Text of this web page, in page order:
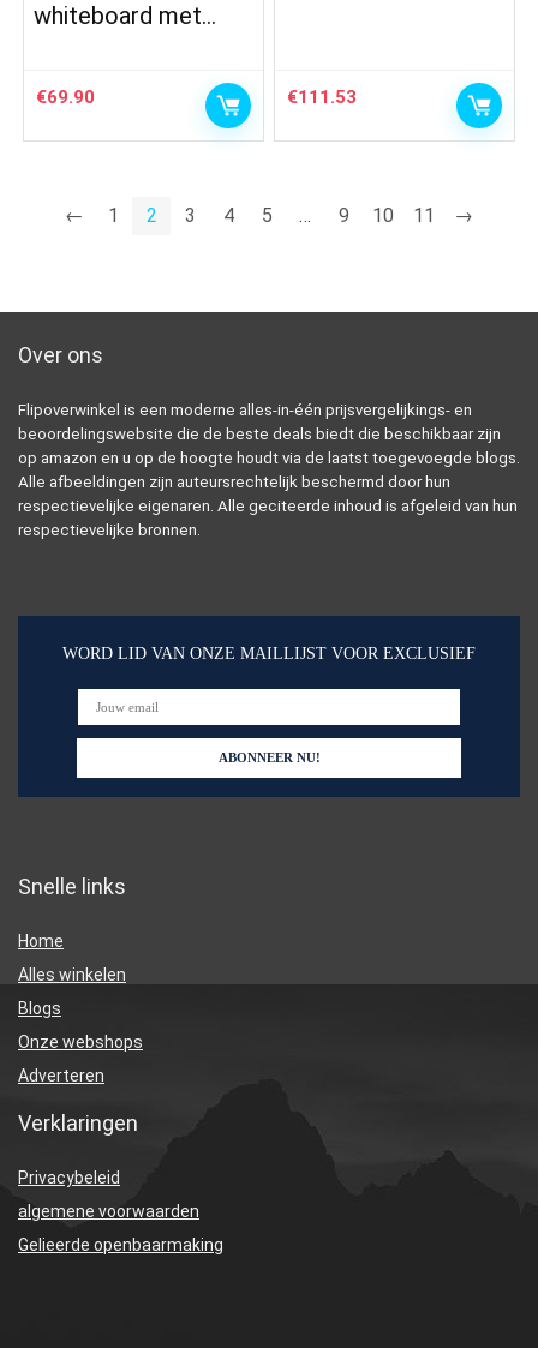
whiteboard met…
€69.90 €111.53
← 1 2 3 4 5 … 9 10 11 →
Over ons
Flipoverwinkel is een moderne alles-in-één prijsvergelijkings- en
beoordelingswebsite die de beste deals biedt die beschikbaar zijn
op amazon en u op de hoogte houdt via de laatst toegevoegde blogs.
Alle afbeeldingen zijn auteursrechtelijk beschermd door hun
respectievelijke eigenaren. Alle geciteerde inhoud is afgeleid van hun
respectievelijke bronnen.
WORD LID VAN ONZE MAILLIJST VOOR EXCLUSIEF
Snelle links
Home
Alles winkelen
Blogs
Onze webshops
Adverteren
Verklaringen
Privacybeleid
algemene voorwaarden
Gelieerde openbaarmaking